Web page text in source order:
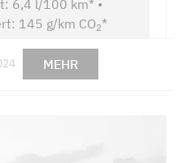
6,4 l/100 km* •
145 g/km CO2*
MEHR